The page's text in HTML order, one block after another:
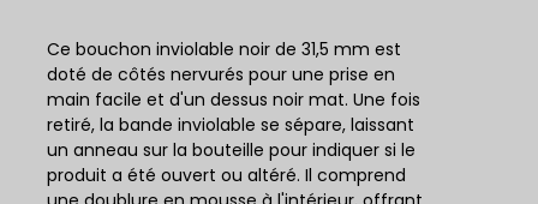
Ce bouchon inviolable noir de 31,5 mm est
doté de côtés nervurés pour une prise en
main facile et d'un dessus noir mat. Une fois
retiré, la bande inviolable se sépare, laissant
un anneau sur la bouteille pour indiquer si le
produit a été ouvert ou altéré. Il comprend